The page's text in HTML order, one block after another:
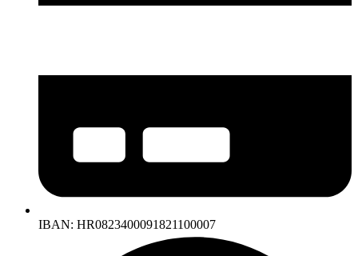
IBAN: HR0823400091821100007